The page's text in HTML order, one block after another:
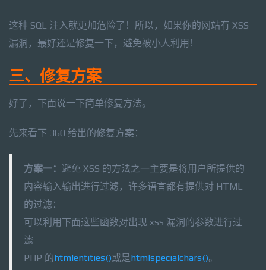
这种 SQL 注入就更加危险了！所以，如果你的网站有 XSS
漏洞，最好还是修复一下，避免被小人利用！
三、修复方案
好了，下面说一下简单修复方法。
先来看下 360 给出的修复方案：
方案一： 避免 XSS 的方法之一主要是将用户所提供的
内容输入输出进行过滤，许多语言都有提供对 HTML
的过滤：
可以利用下面这些函数对出现 xss 漏洞的参数进行过
滤
PHP 的htmlentities()或是htmlspecialchars()。